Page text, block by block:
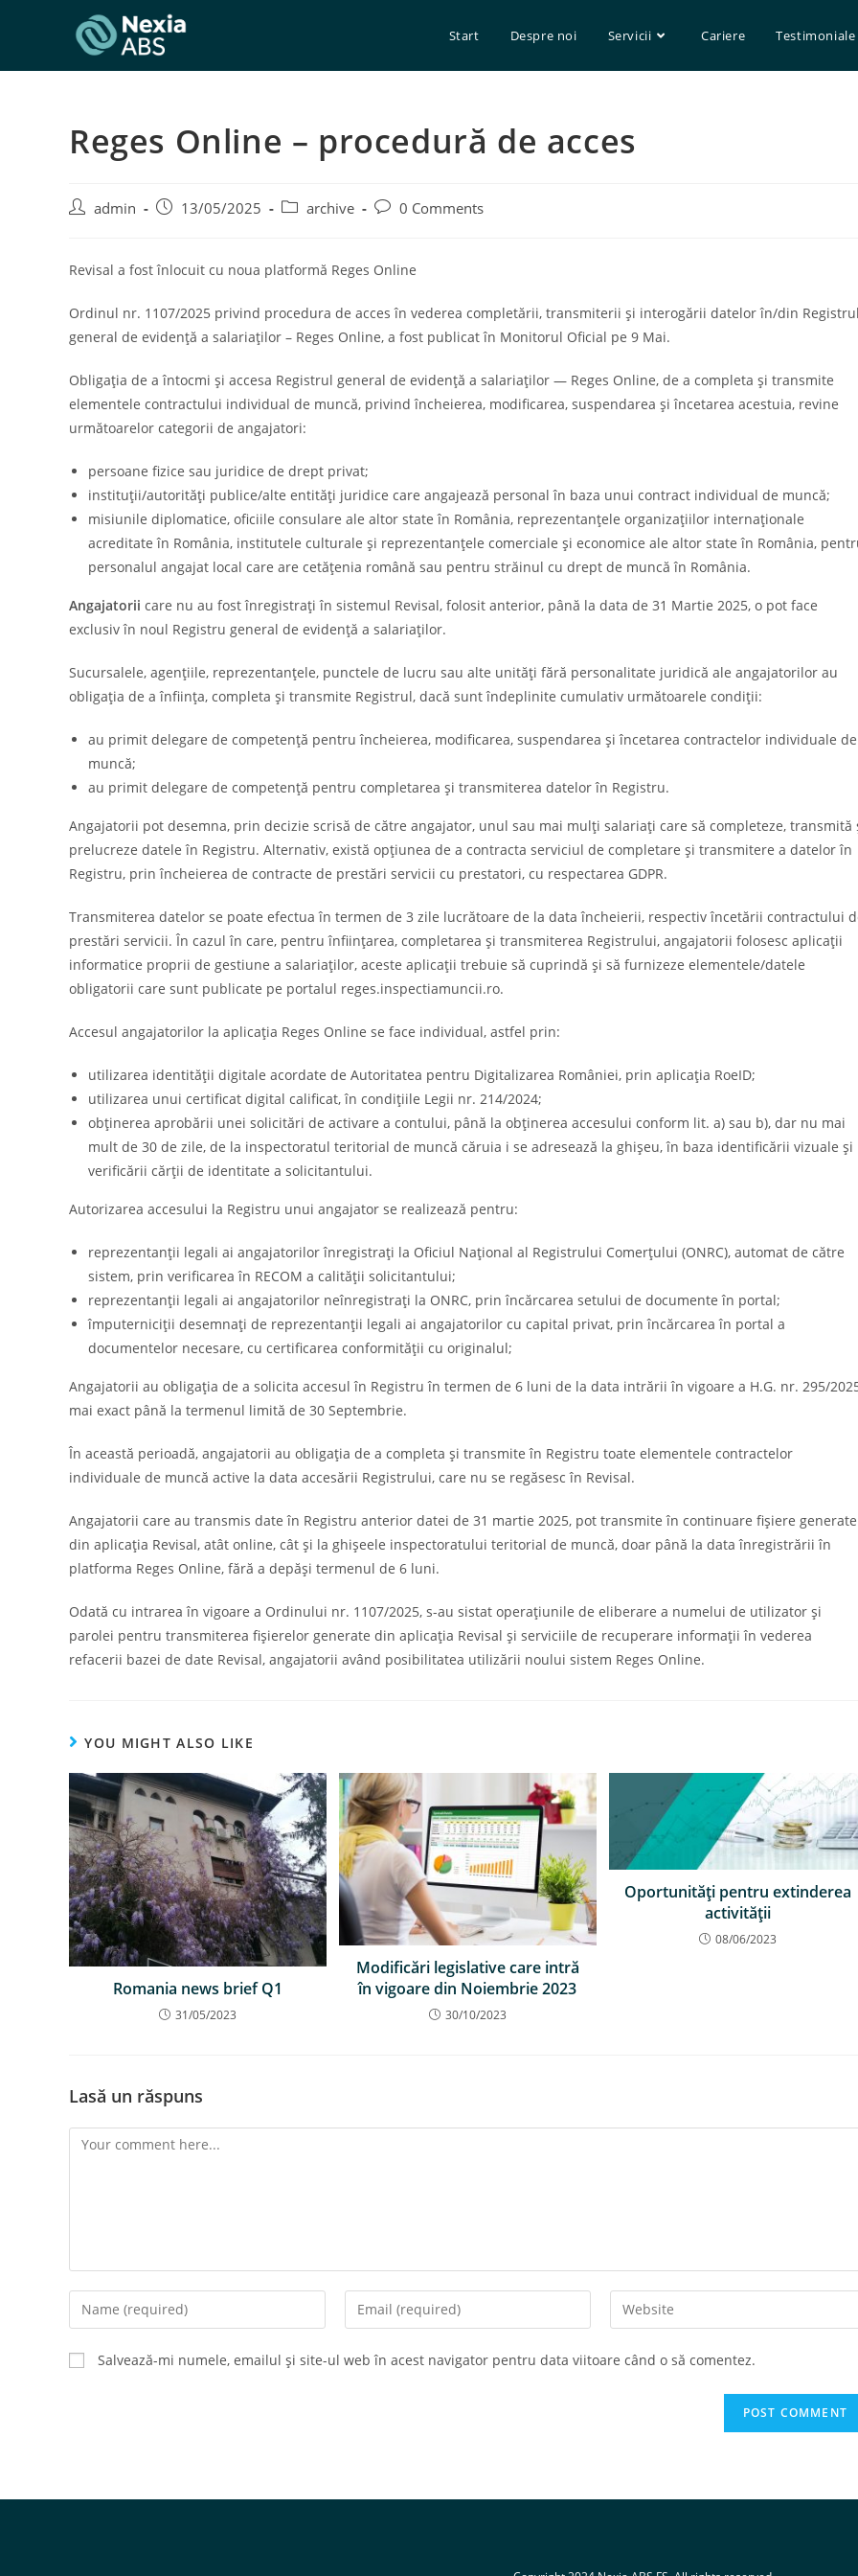
Start Despre noi Servicii Cariere Testimoniale
Reges Online – procedură de acces
Postadmin
Post 13/05/2025
Postarchive
Post0 Comments
Revisal a fost înlocuit cu noua platformă Reges Online
Ordinul nr. 1107/2025 privind procedura de acces în vederea completării, transmiterii și interogării datelor în/din
general de evidență a salariaților – Reges Online, a fost publicat în Monitorul Oficial pe 9 Mai.
Obligația de a întocmi și accesa Registrul general de evidență a salariaților — Reges Online, de a completa și transmite
elementele contractului individual de muncă, privind încheierea, modificarea, suspendarea și încetarea acestuia, revine
următoarelor categorii de angajatori:
persoane fizice sau juridice de drept privat;
instituții/autorități publice/alte entități juridice care angajează personal în baza unui contract individual de muncă;
misiunile diplomatice, oficiile consulare ale altor state în România, reprezentanțele organizațiilor internaționale
acreditate în România, institutele culturale și reprezentanțele comerciale și economice ale altor state în România,
personalul angajat local care are cetățenia română sau pentru străinul cu drept de muncă în România.
Angajatorii care nu au fost înregistraţi în sistemul Revisal, folosit anterior, până la data de 31 Martie 2025, o pot face
exclusiv în noul Registru general de evidenţă a salariaţilor.
Sucursalele, agențiile, reprezentanțele, punctele de lucru sau alte unități fără personalitate juridică ale angajatorilor au
obligația de a înființa, completa și transmite Registrul, dacă sunt îndeplinite cumulativ următoarele condiții:
au primit delegare de competență pentru încheierea, modificarea, suspendarea și încetarea contractelor individuale de
muncă;
au primit delegare de competență pentru completarea și transmiterea datelor în Registru.
Angajatorii pot desemna, prin decizie scrisă de către angajator, unul sau mai mulți salariați care să completeze, transmită
prelucreze datele în Registru. Alternativ, există opțiunea de a contracta serviciul de completare și transmitere a datelor în
Registru, prin încheierea de contracte de prestări servicii cu prestatori, cu respectarea GDPR.
Transmiterea datelor se poate efectua în termen de 3 zile lucrătoare de la data încheierii, respectiv încetării contractului
prestări servicii. În cazul în care, pentru înființarea, completarea și transmiterea Registrului, angajatorii folosesc aplicații
informatice proprii de gestiune a salariaților, aceste aplicații trebuie să cuprindă și să furnizeze elementele/datele
obligatorii care sunt publicate pe portalul reges.inspectiamuncii.ro.
Accesul angajatorilor la aplicația Reges Online se face individual, astfel prin:
utilizarea identității digitale acordate de Autoritatea pentru Digitalizarea României, prin aplicația RoeID;
utilizarea unui certificat digital calificat, în condițiile Legii nr. 214/2024;
obținerea aprobării unei solicitări de activare a contului, până la obținerea accesului conform lit. a) sau b), dar nu mai
mult de 30 de zile, de la inspectoratul teritorial de muncă căruia i se adresează la ghișeu, în baza identificării vizuale și
verificării cărții de identitate a solicitantului.
Autorizarea accesului la Registru unui angajator se realizează pentru:
reprezentanții legali ai angajatorilor înregistrați la Oficiul Național al Registrului Comerțului (ONRC), automat de către
sistem, prin verificarea în RECOM a calității solicitantului;
reprezentanții legali ai angajatorilor neînregistrați la ONRC, prin încărcarea setului de documente în portal;
împuterniciții desemnați de reprezentanții legali ai angajatorilor cu capital privat, prin încărcarea în portal a
documentelor necesare, cu certificarea conformității cu originalul;
Angajatorii au obligația de a solicita accesul în Registru în termen de 6 luni de la data intrării în vigoare a H.G. nr. 295/
mai exact până la termenul limită de 30 Septembrie.
În această perioadă, angajatorii au obligația de a completa și transmite în Registru toate elementele contractelor
individuale de muncă active la data accesării Registrului, care nu se regăsesc în Revisal.
Angajatorii care au transmis date în Registru anterior datei de 31 martie 2025, pot transmite în continuare fișiere generate
din aplicația Revisal, atât online, cât și la ghișeele inspectoratului teritorial de muncă, doar până la data înregistrării în
platforma Reges Online, fără a depăși termenul de 6 luni.
Odată cu intrarea în vigoare a Ordinului nr. 1107/2025, s-au sistat operațiunile de eliberare a numelui de utilizator și
parolei pentru transmiterea fișierelor generate din aplicația Revisal și serviciile de recuperare informații în vederea
refacerii bazei de date Revisal, angajatorii având posibilitatea utilizării noului sistem Reges Online.
YOU MIGHT ALSO LIKE
Romania news brief Q1
31/05/2023
Modificări legislative care intră
în vigoare din Noiembrie 2023
30/10/2023
Oportunităţi pentru extinderea
activităţii
08/06/2023
Lasă un răspuns
Comment
Enter
your
name
or
Enter
your
Enter
your
Salvează-mi numele, emailul și site-ul web în acest navigator pentru data viitoare când o să comentez.